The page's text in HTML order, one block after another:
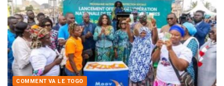
COMMENT VA LE TOGO